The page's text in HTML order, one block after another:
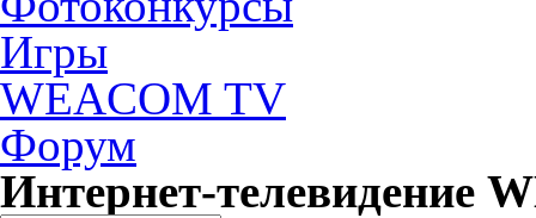
Игры
WEACOM TV
Форум
Интернет-телевидение